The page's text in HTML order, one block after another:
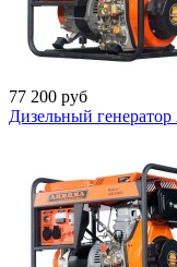
77 200 руб
Дизельный